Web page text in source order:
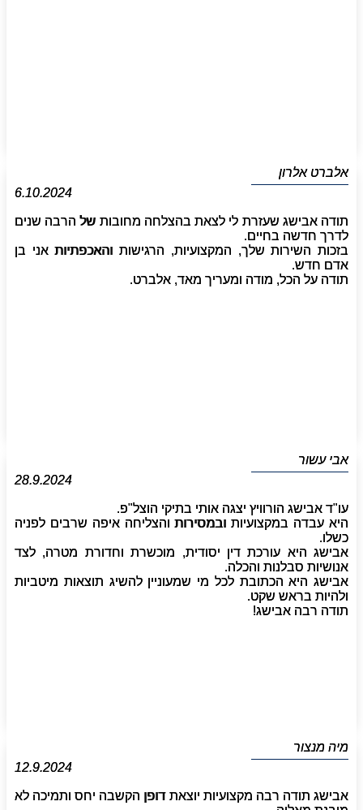
תודה אבישג שעזרת לי לצאת בהצלחה מחובות של הרבה שנים
לדרך חדשה בחיים.
בזכות השירות שלך, המקצועיות, הרגישות והאכפתיות אני בן
אדם חדש.
תודה על הכל, מודה ומעריך מאד, אלברט.
אלברט אלרון
6.10.2024
עו"ד אבישג הורוויץ יצגה אותי בתיקי הוצל"פ.
היא עבדה במקצועיות ובמסירות והצליחה איפה שרבים לפניה
כשלו.
אבישג היא עורכת דין יסודית, מוכשרת וחדורת מטרה, לצד
אנושיות סבלנות והכלה.
אבישג היא הכתובת לכל מי שמעוניין להשיג תוצאות מיטביות
ולהיות בראש שקט.
תודה רבה אבישג!
אבי עשור
28.9.2024
אבישג תודה רבה מקצועיות יוצאת דופן הקשבה יחס ותמיכה לא
מיה מנצור
12.9.2024